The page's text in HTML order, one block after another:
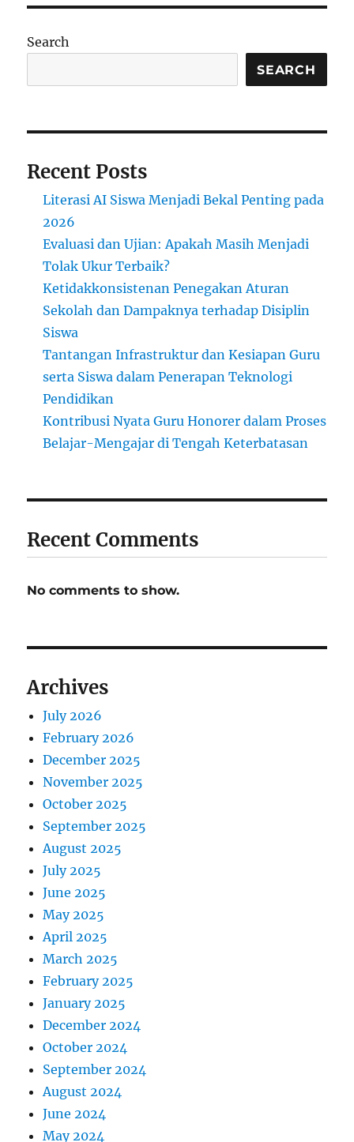
Search
SEARCH
Recent Posts
Literasi AI Siswa Menjadi Bekal Penting pada
2026
Evaluasi dan Ujian: Apakah Masih Menjadi
Tolak Ukur Terbaik?
Ketidakkonsistenan Penegakan Aturan
Sekolah dan Dampaknya terhadap Disiplin
Siswa
Tantangan Infrastruktur dan Kesiapan Guru
serta Siswa dalam Penerapan Teknologi
Pendidikan
Kontribusi Nyata Guru Honorer dalam Proses
Belajar-Mengajar di Tengah Keterbatasan
Recent Comments
No comments to show.
Archives
July 2026
February 2026
December 2025
November 2025
October 2025
September 2025
August 2025
July 2025
June 2025
May 2025
April 2025
March 2025
February 2025
January 2025
December 2024
October 2024
September 2024
August 2024
June 2024
May 2024